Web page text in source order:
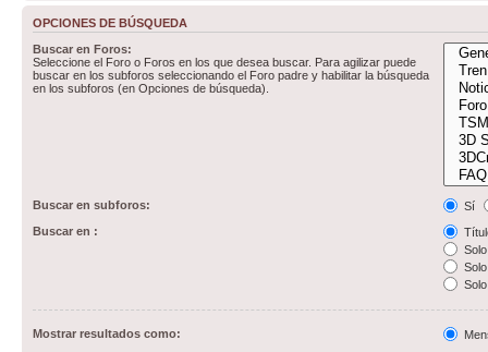
OPCIONES DE BÚSQUEDA
Buscar en Foros:
Seleccione el Foro o Foros en los que desea buscar. Para agilizar puede
buscar en los subforos seleccionando el Foro padre y habilitar la búsqueda
en los subforos (en Opciones de búsqueda).
Buscar en subforos:
Sí
Buscar en :
Mostrar resultados como: